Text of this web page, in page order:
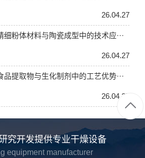
26.04.27
粉体材料与陶瓷成型中的技术应···
26.04.27
提取物与生化制剂中的工艺优势···
26.04.27
究开发提供专业干燥设备
equipment manufacturer